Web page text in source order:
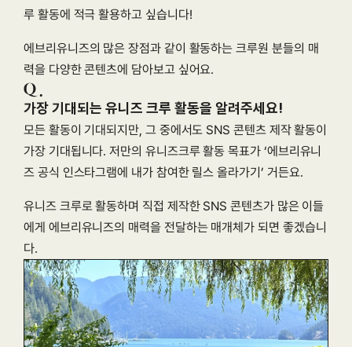
루 활동에 적극 활용하고 싶습니다!
에브리유니즈의 많은 장점과 같이 활동하는 크루원 분들의 매
력을 다양한 콘텐츠에 담아보고 싶어요.
가장 기대되는 유니즈 크루 활동을 알려주세요!
모든 활동이 기대되지만, 그 중에서도 SNS 콘텐츠 제작 활동이
가장 기대됩니다. 저만의 유니즈크루 활동 목표가 ‘에브리유니
즈 공식 인스타그램에 내가 참여한 릴스 올라가기’ 거든요.
유니즈 크루로 활동하며 직접 제작한 SNS 콘텐츠가 많은 이들
에게 에브리유니즈의 매력을 전달하는 매개체가 되면 좋겠습니
다.